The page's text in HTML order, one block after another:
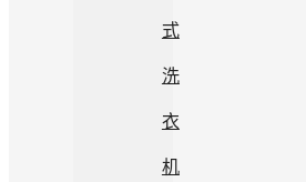
式
洗
衣
机